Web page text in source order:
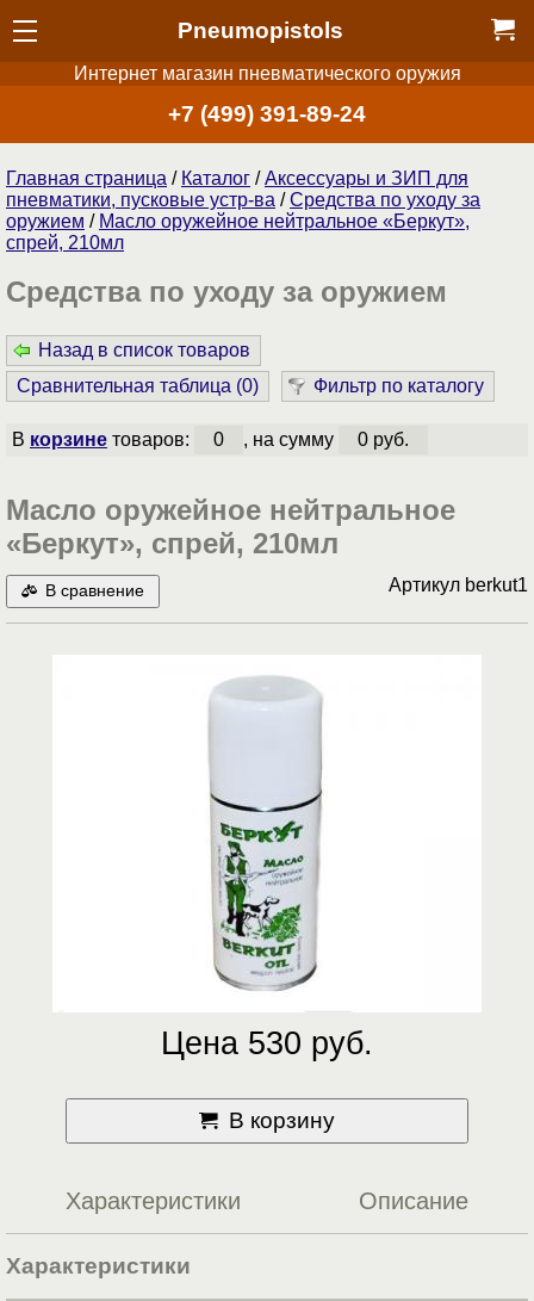
Pneumopistols
Интернет магазин пневматического оружия
+7 (499) 391-89-24
Главная страница / Каталог /Аксессуары и ЗИП для
пневматики, пусковые устр-ва /Средства по уходу за
оружием / Масло оружейное нейтральное «Беркут»,
спрей, 210мл
Средства по уходу за оружием
Назад в список товаров
Сравнительная таблица (0) Фильтр по каталогу
В корзинетоваров: 0 , на сумму 0 руб.
Масло оружейное нейтральное
«Беркут», спрей, 210мл
В сравнение Артикул berkut1
Цена 530 руб.
В корзину
Характеристики Описание
Характеристики